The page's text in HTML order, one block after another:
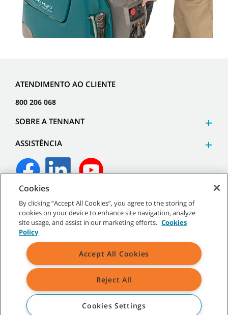
ATENDIMENTO AO CLIENTE
800 206 068
SOBRE A TENNANT
ASSISTÊNCIA
©2026Tennant Company. Todos os direitos reservados.
Mapa do site | Termos de utilização
Termos
de venda
Todas as marcas comerciais e logótipos da Tennant indicados são
propriedade da Tennant Company e/ou das suas empresas
Cookies
By clicking “Accept All Cookies”, you agree to the storing of
cookies on your device to enhance site navigation, analyze
site usage, and assist in our marketing efforts. Cookies
Policy
Accept All Cookies
Reject All
Cookies Settings